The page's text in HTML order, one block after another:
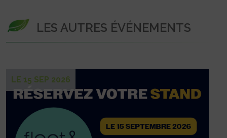
LES AUTRES ÉVÉNEMENTS
LE 15 SEP 2026